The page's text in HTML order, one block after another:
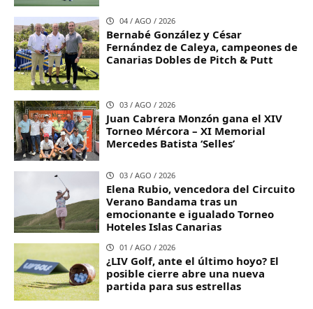
04 / AGO / 2026
Bernabé González y César
Fernández de Caleya, campeones de
Canarias Dobles de Pitch & Putt
03 / AGO / 2026
Juan Cabrera Monzón gana el XIV
Torneo Mércora – XI Memorial
Mercedes Batista ‘Selles’
03 / AGO / 2026
Elena Rubio, vencedora del Circuito
Verano Bandama tras un
emocionante e igualado Torneo
Hoteles Islas Canarias
01 / AGO / 2026
¿LIV Golf, ante el último hoyo? El
posible cierre abre una nueva
partida para sus estrellas